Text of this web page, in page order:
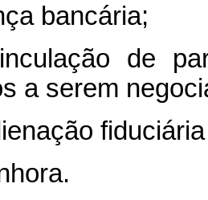
bancária;
de
a serem